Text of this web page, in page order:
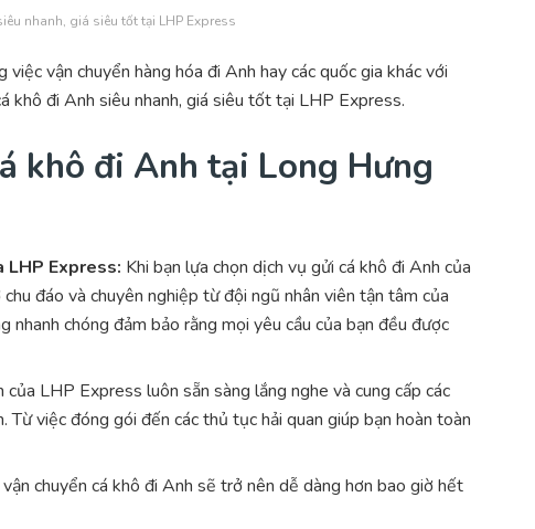
nhanh, giá siêu tốt tại LHP Express
vận chuyển hàng hóa đi Anh hay các quốc gia khác với
khô đi Anh siêu nhanh, giá siêu tốt tại LHP Express.
khô đi Anh tại Long Hưng
LHP Express: Khi bạn lựa chọn dịch vụ gửi cá khô đi Anh của
đáo và chuyên nghiệp từ đội ngũ nhân viên tận tâm của
nhanh chóng đảm bảo rằng mọi yêu cầu của bạn đều được
của LHP Express luôn sẵn sàng lắng nghe và cung cấp các
Từ việc đóng gói đến các thủ tục hải quan giúp bạn hoàn toàn
vận chuyển cá khô đi Anh sẽ trở nên dễ dàng hơn bao giờ hết